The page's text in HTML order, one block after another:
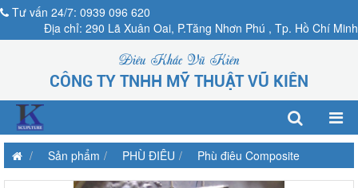
Tư vấn 24/7: 0939 096 620
Địa chỉ: 290 Lã Xuân Oai, P.Tăng Nhơn Phú , Tp. Hồ Chí Minh
Điêu Khắc Vũ Kiên
CÔNG TY TNHH MỸ THUẬT VŨ KIÊN
Sản phẩm PHÙ ĐIÊU Phù điêu Composite